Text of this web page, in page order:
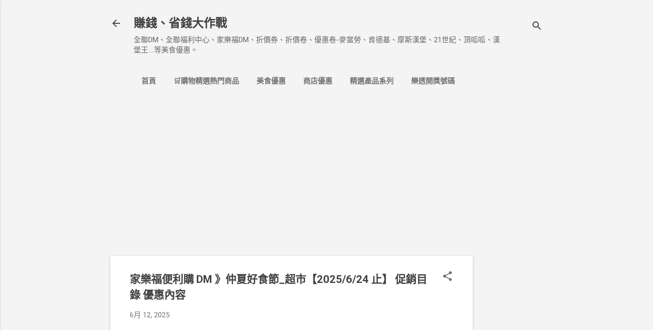
賺錢、省錢大作戰
全聯DM、全聯福利中心、家樂福DM、折價券、折價卷、優惠卷-麥當勞、肯德基、摩斯漢堡、21世紀、頂呱呱、漢
堡王....等美食優惠。
首頁 🛒購物精選熱門商品 美食優惠 商店優惠 精選產品系列 樂透開獎號碼
家樂福便利購 DM 》仲夏好食節_超市【2025/6/24 止】 促銷目
錄 優惠內容
6月 12, 2025